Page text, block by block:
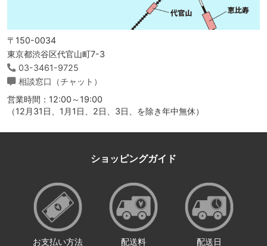
〒150-0034
東京都渋谷区代官山町7-3
03-3461-9725
相談窓口（チャット）
営業時間：12:00～19:00
（12月31日、1月1日、2日、3日、を除き年中無休）
ショッピングガイド
お支払い方法 配送料 配送日